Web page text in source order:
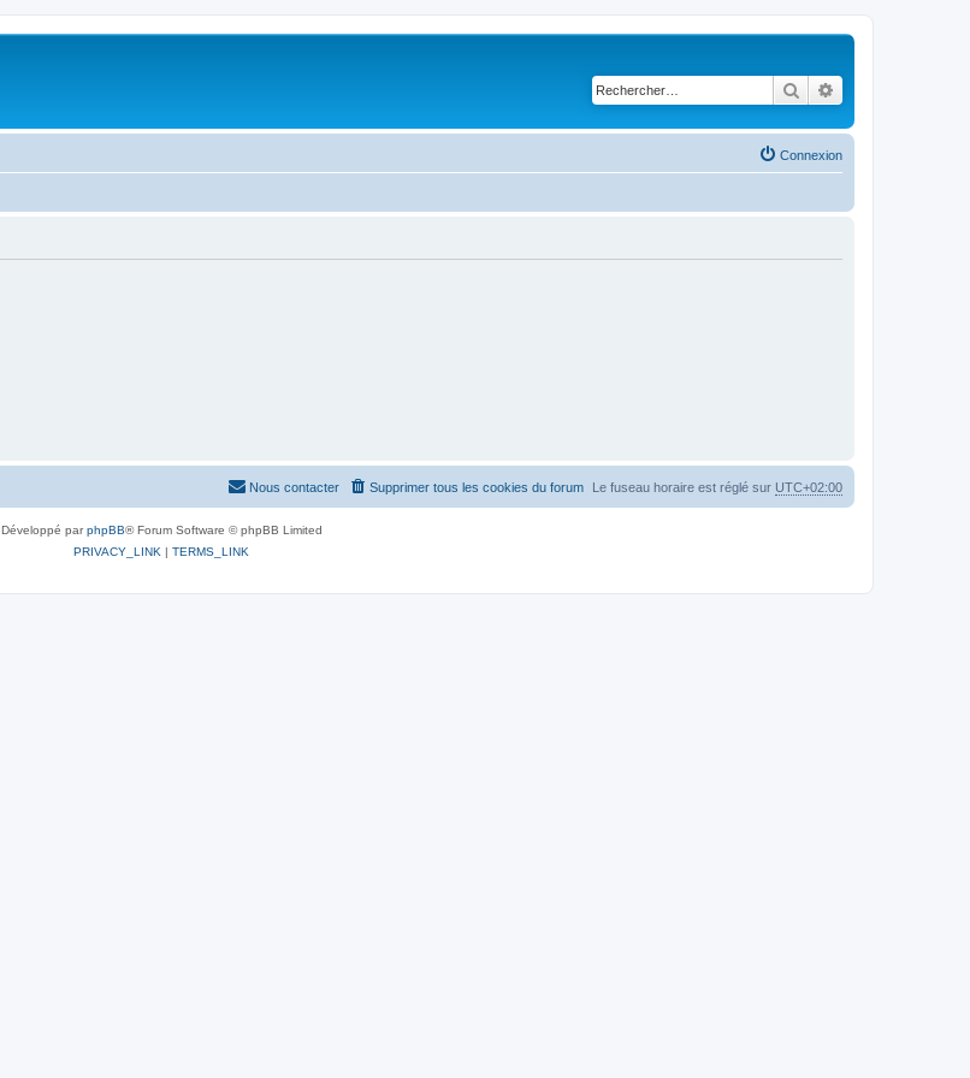
Rechercher
Connexion
Le fuseau horaire est réglé sur UTC+02:00
Supprimer tous les cookies du forum
Nous contacter
Développé parphpBB® Forum Software © phpBB Limited
PRIVACY_LINK | TERMS_LINK